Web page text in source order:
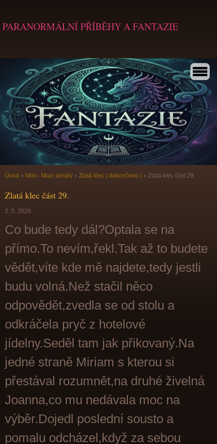
PARANORMÁLNÍ PŘÍBĚHY A FANTAZIE
Úvod » Mini - Maxi seriály » Zlatá klec ( dokončeno ) » Zlatá klec část 29.
Zlatá klec část 29.
2. 5. 2026
Co bude tedy dál?Optala se na
přímo.To nevím,řekl.Tak až to budete
vědět,víte kde mě najdete,tedy jestli
budu volná.Než stačil něco
odpovědět,zvedla se od stolu a
odkráčela pryč z hotelové
jídelny.Seděl tam jak přikovaný.Na
jedné straně Miriam s kterou si
přestával rozumnět,na druhé živelná
Joanna,co mu nedávala moc na
výběr.Dojedl poslední sousto a
pomalu odcházel,když za sebou